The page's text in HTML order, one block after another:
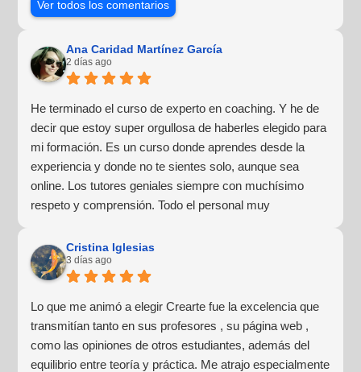
Ver todos los comentarios
Ana Caridad Martínez García
2 días ago
He terminado el curso de experto en coaching. Y he de
decir que estoy super orgullosa de haberles elegido para
mi formación. Es un curso donde aprendes desde la
experiencia y donde no te sientes solo, aunque sea
online. Los tutores geniales siempre con muchísimo
respeto y comprensión. Todo el personal muy
cercano. Haré más formaciones con ellos sin duda
alguna.
Cristina Iglesias
3 días ago
Lo que me animó a elegir Crearte fue la excelencia que
transmitían tanto en sus profesores , su página web ,
como las opiniones de otros estudiantes, además del
equilibrio entre teoría y práctica. Me atrajo especialmente